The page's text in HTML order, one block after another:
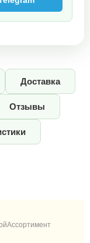
Доставка
Отзывы